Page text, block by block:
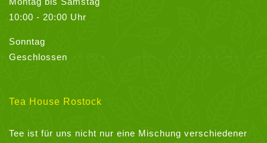
10:00 - 20:00 Uhr
Sonntag
Geschlossen
Tea House Rostock
Tee ist für uns nicht nur eine Mischung verschiedener